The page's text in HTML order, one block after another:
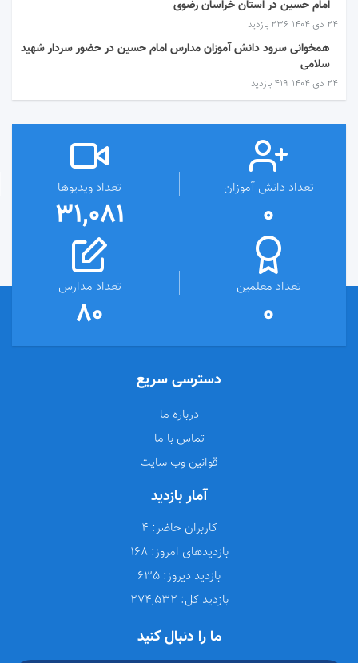
امام حسین در استان خراسان رضوی
۲۴ دی ۱۴۰۴ 236 بازدید
همخوانی سرود دانش آموزان مدارس امام حسین در حضور سردار شهید
سلامی
۲۴ دی ۱۴۰۴ 419 بازدید
تعداد دانش آموزان
0
تعداد ویدیوها
31,081
تعداد معلمین
0
تعداد مدارس
80
دسترسی سریع
درباره ما
تماس با ما
قوانین وب سایت
آمار بازدید
کاربران حاضر:
بازدیدهای امروز: 168
بازدید دیروز:
بازدید کل:
ما را دنبال کنید